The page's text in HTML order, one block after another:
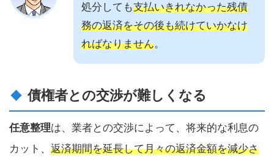
処分しても支払いきれなかった残債
務の返済をその後も続けていかなけ
ればなりません。
債権者との交渉が難しくなる
任意整理は、業者との交渉によって、将来的な利息の
カット、 返済期間を延長して月々の返済金額を減少さ